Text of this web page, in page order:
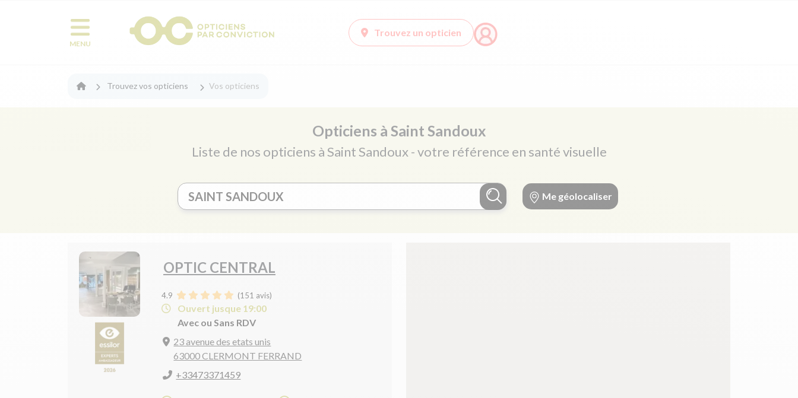
MENU
Trouvez un opticien
Trouvez vos opticiens Vos opticiens
Opticiens à Saint Sandoux
Liste de nos opticiens à Saint Sandoux - votre référence en santé visuelle
Me géolocaliser
OPTIC CENTRAL
4.9 (151 avis)
Ouvert jusque 19:00
Avec ou Sans RDV
23 avenue des etats unis
63000 CLERMONT FERRAND
+33473371459